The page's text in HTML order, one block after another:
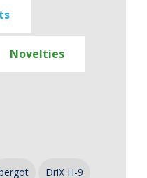
Novelties
DriX H-9